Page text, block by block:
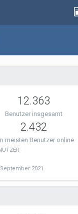
12.363
Benutzer insgesamt
2.432
meisten Benutzer online
2021